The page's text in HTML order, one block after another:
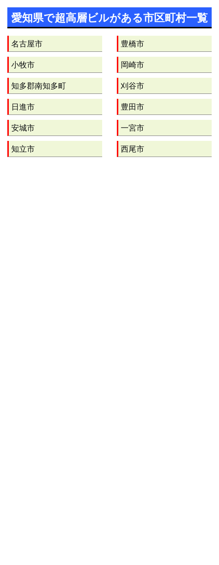
愛知県で超高層ビルがある市区町村一覧
名古屋市 豊橋市
小牧市 岡崎市
知多郡南知多町 刈谷市
日進市 豊田市
安城市 一宮市
知立市 西尾市